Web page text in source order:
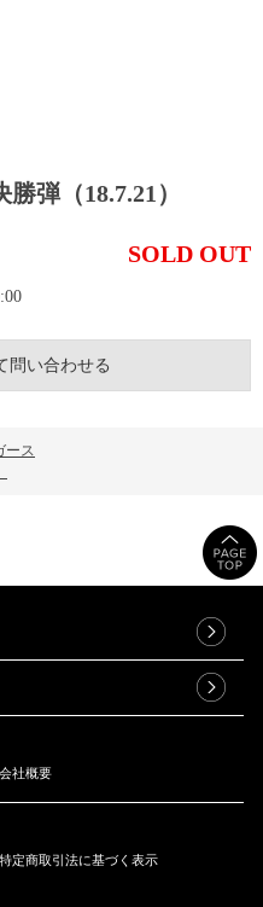
弾（18.7.21）
SOLD OUT
問い合わせる
ース
会社概要
特定商取引法に基づく表示